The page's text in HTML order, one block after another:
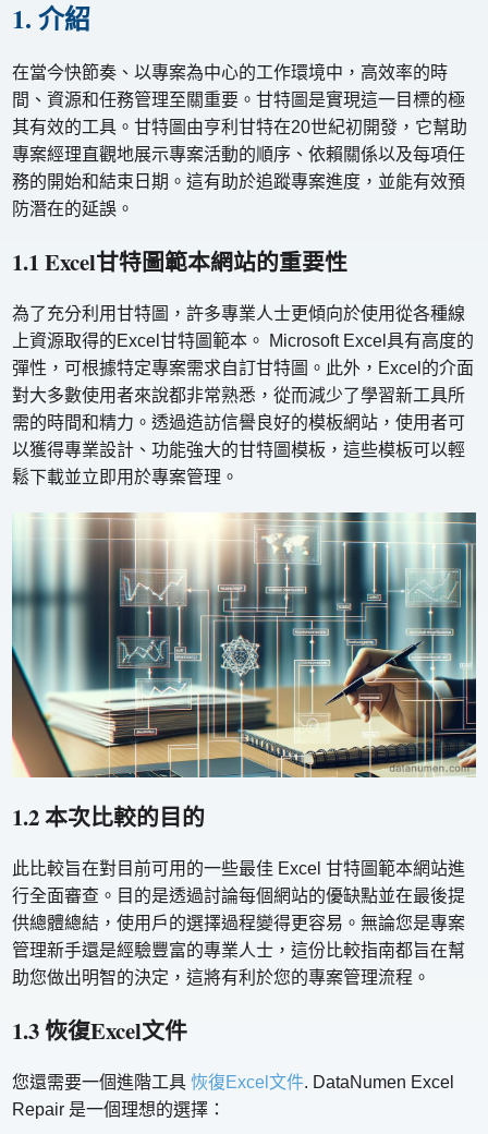
1. 介紹
在當今快節奏、以專案為中心的工作環境中，高效率的時
間、資源和任務管理至關重要。甘特圖是實現這一目標的極
其有效的工具。甘特圖由亨利甘特在20世紀初開發，它幫助
專案經理直觀地展示專案活動的順序、依賴關係以及每項任
務的開始和結束日期。這有助於追蹤專案進度，並能有效預
防潛在的延誤。
1.1 Excel甘特圖範本網站的重要性
為了充分利用甘特圖，許多專業人士更傾向於使用從各種線
上資源取得的Excel甘特圖範本。 Microsoft Excel具有高度的
彈性，可根據特定專案需求自訂甘特圖。此外，Excel的介面
對大多數使用者來說都非常熟悉，從而減少了學習新工具所
需的時間和精力。透過造訪信譽良好的模板網站，使用者可
以獲得專業設計、功能強大的甘特圖模板，這些模板可以輕
鬆下載並立即用於專案管理。
1.2 本次比較的目的
此比較旨在對目前可用的一些最佳 Excel 甘特圖範本網站進
行全面審查。目的是透過討論每個網站的優缺點並在最後提
供總體總結，使用戶的選擇過程變得更容易。無論您是專案
管理新手還是經驗豐富的專業人士，這份比較指南都旨在幫
助您做出明智的決定，這將有利於您的專案管理流程。
1.3 恢復Excel文件
您還需要一個進階工具恢復Excel文件. DataNumen Excel
Repair 是一個理想的選擇：